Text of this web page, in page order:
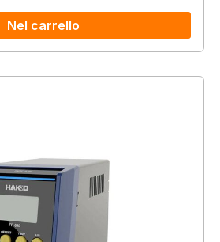
Nel carrello